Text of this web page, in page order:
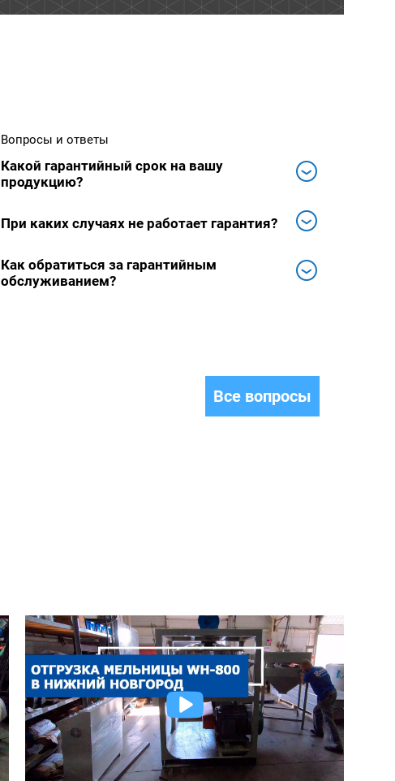
Вопросы и ответы
Какой гарантийный срок на вашу
продукцию?
При каких случаях не работает гарантия?
Как обратиться за гарантийным
обслуживанием?
Все вопросы